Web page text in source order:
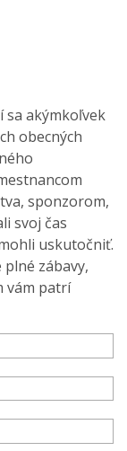
sa akýmkoľvek
obecných
sponzorom,
svoj čas
uskutočniť.
zábavy,
vám patrí